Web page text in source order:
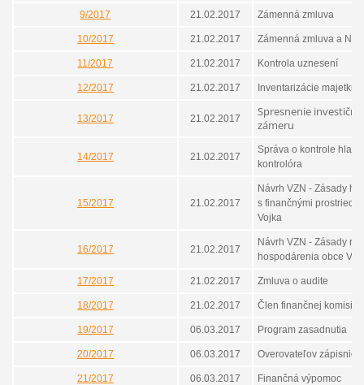
9/2017 21.02.2017 Zámenná zmluva
10/2017 21.02.2017 Zámenná zmluva a
11/2017 21.02.2017 Kontrola uznesení
12/2017 21.02.2017 Inventarizácie majetku
13/2017 21.02.2017
Spresnenie
zámeru
14/2017 21.02.2017
Správa o kontrole
kontrolóra
15/2017 21.02.2017
Návrh VZN - Zásady
s finančnými
Vojka
16/2017 21.02.2017
Návrh VZN - Zásady
hospodárenia obce
17/2017 21.02.2017 Zmluva o audite
18/2017 21.02.2017 Člen finančnej komisie
19/2017 06.03.2017 Program zasadnutia
20/2017 06.03.2017 Overovateľov zápisnice
21/2017 06.03.2017 Finančná výpomoc